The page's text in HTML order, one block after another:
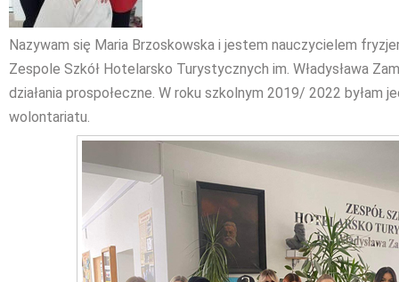
Nazywam się Maria Brzoskowska i jestem nauczycielem
Zespole Szkół Hotelarsko Turystycznych im. Władysława
działania prospołeczne. W roku szkolnym 2019/ 2022 byłam
wolontariatu.